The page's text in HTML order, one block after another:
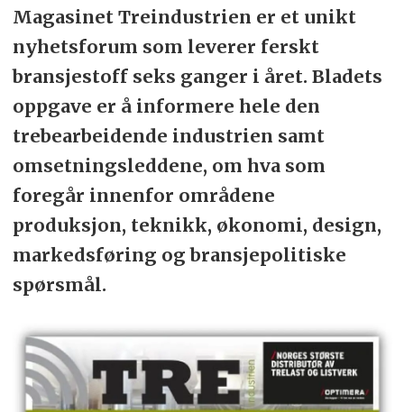
Magasinet Treindustrien er et unikt
nyhetsforum som leverer ferskt
bransjestoff seks ganger i året. Bladets
oppgave er å informere hele den
trebearbeidende industrien samt
omsetningsleddene, om hva som
foregår innenfor områdene
produksjon, teknikk, økonomi, design,
markedsføring og bransjepolitiske
spørsmål.